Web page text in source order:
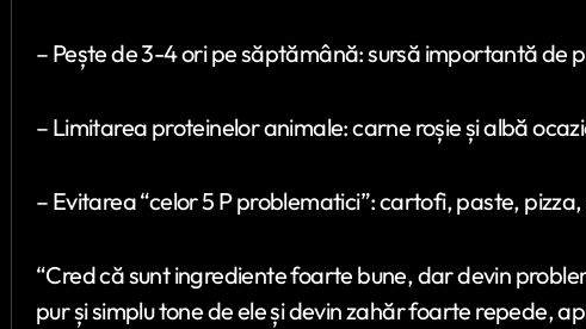
– Pește de 3-4 ori pe săptămână: sursă importantă de
– Limitarea proteinelor animale: carne roșie și albă
– Evitarea “celor 5 P problematici”: cartofi, paste,
“Cred că sunt ingrediente foarte bune, dar devin
pur și simplu tone de ele și devin zahăr foarte repede,